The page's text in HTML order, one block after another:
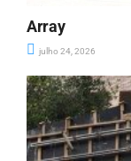
Array
julho 24, 2026